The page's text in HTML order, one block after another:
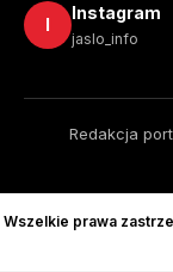
I
Instagram
jaslo_info
Redakcja
Wszelkie prawa